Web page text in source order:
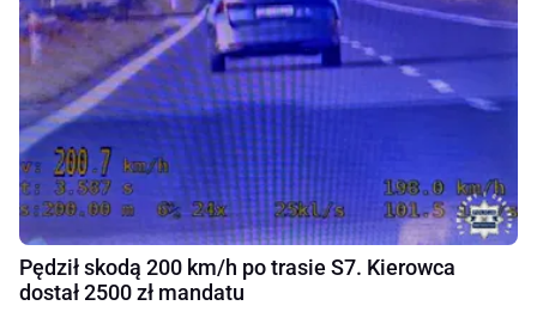
Pędził skodą 200 km/h po trasie S7. Kierowca
dostał 2500 zł mandatu